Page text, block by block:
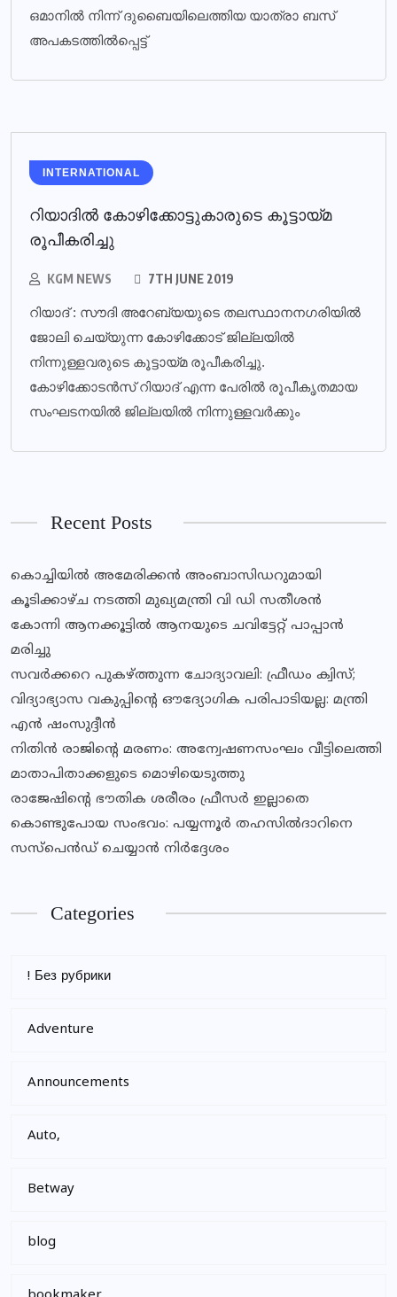
ഒമാനിൽ നിന്ന് ദുബൈയിലെത്തിയ യാത്രാ ബസ്
അപകടത്തിൽപ്പെട്ട്
INTERNATIONAL
റിയാദില്‍ കോഴിക്കോട്ടുകാരുടെ കൂട്ടായ്മ
രൂപീകരിച്ചു
KGM NEWS 7TH JUNE 2019
റിയാദ് : സൗദി അറേബ്യയുടെ തലസ്ഥാനനഗരിയില്‍
ജോലി ചെയ്യുന്ന കോഴിക്കോട് ജില്ലയില്‍
നിന്നുള്ളവരുടെ കൂട്ടായ്മ രൂപീകരിച്ചു.
കോഴിക്കോടന്‍സ് റിയാദ് എന്ന പേരില്‍ രൂപീകൃതമായ
സംഘടനയില്‍ ജില്ലയില്‍ നിന്നുള്ളവര്‍ക്കും
Recent Posts
കൊച്ചിയിൽ അമേരിക്കൻ അംബാസിഡറുമായി
കൂടിക്കാഴ്ച നടത്തി മുഖ്യമന്ത്രി വി ഡി സതീശൻ
കോന്നി ആനക്കൂട്ടിൽ ആനയുടെ ചവിട്ടേറ്റ് പാപ്പാൻ
മരിച്ചു
സവര്‍ക്കറെ പുകഴ്ത്തുന്ന ചോദ്യാവലി: ഫ്രീഡം ക്വിസ്;
വിദ്യാഭ്യാസ വകുപ്പിൻ്റെ ഔദ്യോഗിക പരിപാടിയല്ല: മന്ത്രി
എൻ ഷംസുദ്ദീൻ
നിതിൻ രാജിൻ്റെ മരണം: അന്വേഷണസംഘം വീട്ടിലെത്തി
മാതാപിതാക്കളുടെ മൊഴിയെടുത്തു
രാജേഷിന്റെ ഭൗതിക ശരീരം ഫ്രീസര്‍ ഇല്ലാതെ
കൊണ്ടുപോയ സംഭവം: പയ്യന്നൂര്‍ തഹസില്‍ദാറിനെ
സസ്‌പെന്‍ഡ് ചെയ്യാന്‍ നിര്‍ദ്ദേശം
Categories
! Без рубрики
Adventure
Announcements
Auto,
Betway
blog